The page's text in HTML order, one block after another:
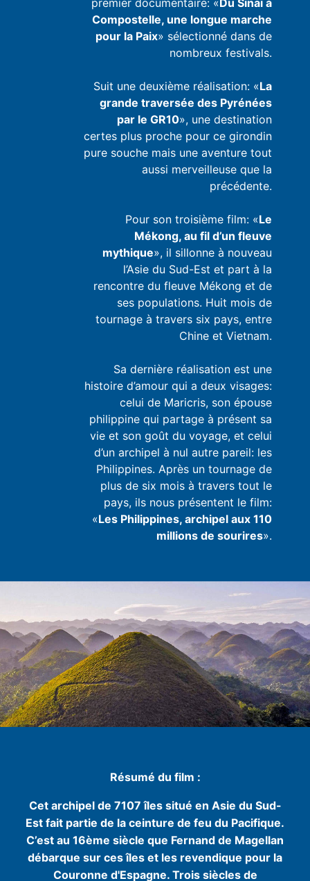
Compostelle, une longue marche
pour la Paix» sélectionné dans de
nombreux festivals.
Suit une deuxième réalisation: «La
grande traversée des Pyrénées
par le GR10», une destination
certes plus proche pour ce girondin
pure souche mais une aventure tout
aussi merveilleuse que la
précédente.
Pour son troisième film: «Le
Mékong, au fil d’un fleuve
mythique», il sillonne à nouveau
l’Asie du Sud-Est et part à la
rencontre du fleuve Mékong et de
ses populations. Huit mois de
tournage à travers six pays, entre
Chine et Vietnam.
Sa dernière réalisation est une
histoire d’amour qui a deux visages:
celui de Maricris, son épouse
philippine qui partage à présent sa
vie et son goût du voyage, et celui
d’un archipel à nul autre pareil: les
Philippines. Après un tournage de
plus de six mois à travers tout le
pays, ils nous présentent le film:
«Les Philippines, archipel aux 110
millions de sourires».
Résumé du film :
Cet archipel de 7107 îles situé en Asie du Sud-
Est fait partie de la ceinture de feu du Pacifique.
C’est au 16ème siècle que Fernand de Magellan
débarque sur ces îles et les revendique pour la
Couronne d'Espagne. Trois siècles de